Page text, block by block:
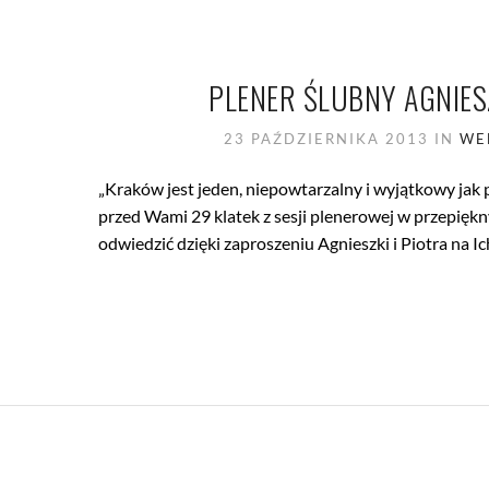
PLENER ŚLUBNY
23 PAŹDZIERNIKA 2013 IN
„Kraków jest jeden, niepowtarzalny i wyjątkowy jak
przed Wami 29 klatek z sesji plenerowej w
odwiedzić dzięki zaproszeniu Agnieszki i Piotra na